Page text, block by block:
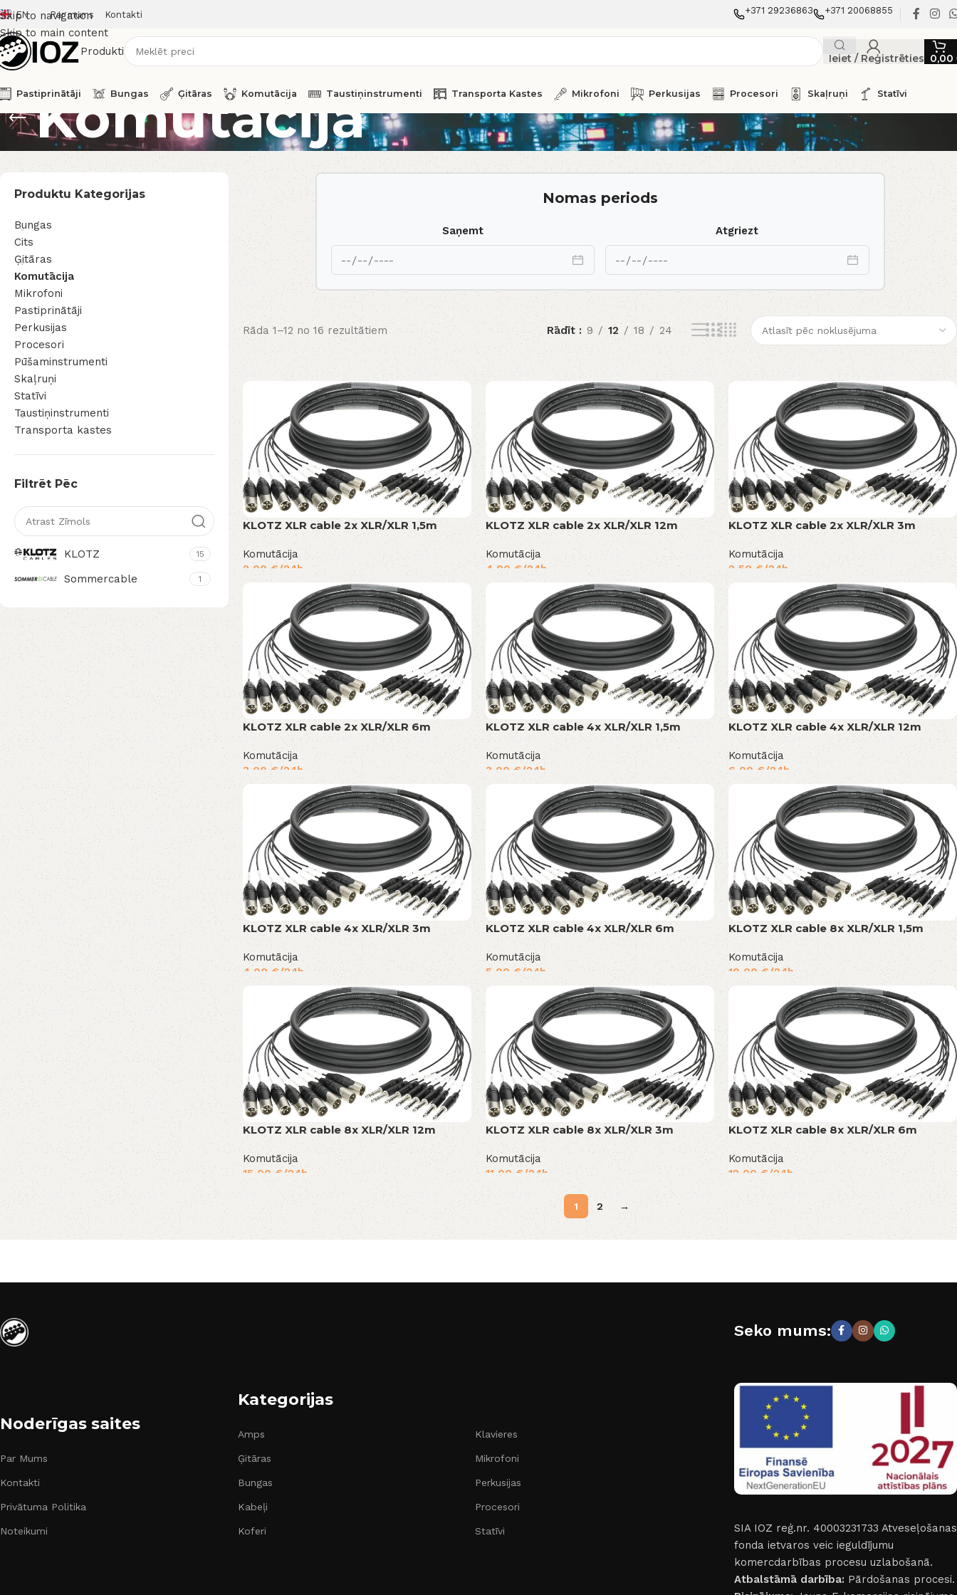
Skip to navigation
Skip to main content
EN Par mums Kontakti +371 29236863 +371 20068855
Produkti
Ieiet / Reģistrēties 0,00
Pastiprinātāji Bungas Ģitāras Komutācija Taustiņinstrumenti Transporta Kastes Mikrofoni Perkusijas Procesori Skaļruņi Statīvi
Komutācija
Produktu Kategorijas
Bungas
Cits
Ģitāras
Komutācija
Mikrofoni
Pastiprinātāji
Perkusijas
Procesori
Pūšaminstrumenti
Skaļruņi
Statīvi
Taustiņinstrumenti
Transporta kastes
Filtrēt Pēc
KLOTZ 15
Sommercable 1
Nomas periods
Saņemt Atgriezt
Rāda 1–12 no 16 rezultātiem Rādīt 9 12 18 24
KLOTZ XLR cable 2x XLR/XLR 1,5m
Komutācija
2,00 € /24h
KLOTZ XLR cable 2x XLR/XLR 12m
Komutācija
4,00 € /24h
KLOTZ XLR cable 2x XLR/XLR 3m
Komutācija
2,50 € /24h
KLOTZ XLR cable 2x XLR/XLR 6m
Komutācija
3,00 € /24h
KLOTZ XLR cable 4x XLR/XLR 1,5m
Komutācija
3,00 € /24h
KLOTZ XLR cable 4x XLR/XLR 12m
Komutācija
6,00 € /24h
KLOTZ XLR cable 4x XLR/XLR 3m
Komutācija
4,00 € /24h
KLOTZ XLR cable 4x XLR/XLR 6m
Komutācija
5,00 €/24h
KLOTZ XLR cable 8x XLR/XLR 1,5m
Komutācija
10,00 € /24h
KLOTZ XLR cable 8x XLR/XLR 12m
Komutācija
15,00 € /24h
KLOTZ XLR cable 8x XLR/XLR 3m
Komutācija
11,00 € /24h
KLOTZ XLR cable 8x XLR/XLR 6m
Komutācija
12,00 € /24h
1 2 →
Noderīgas saites
Par Mums
Kontakti
Privātuma Politika
Noteikumi
Kategorijas
Amps
Ģitāras
Bungas
Kabeļi
Koferi
Klavieres
Mikrofoni
Perkusijas
Procesori
Statīvi
Seko mums:
SIA IOZ reģ.nr. 40003231733 Atveseļošanas
fonda ietvaros veic ieguldījumu
komercdarbības procesu uzlabošanā.
Atbalstāmā darbība: Pārdošanas procesi.